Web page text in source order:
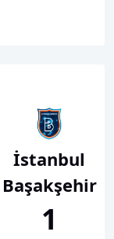
İstanbul
Başakşehir
1